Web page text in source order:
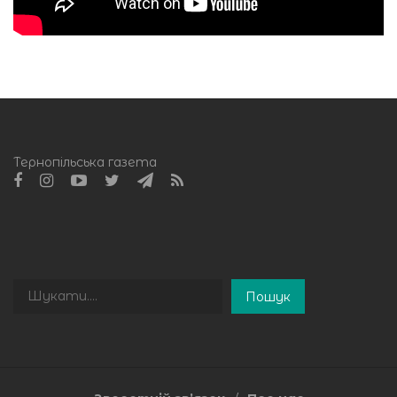
Тернопільська газета
Пошук
Пошук